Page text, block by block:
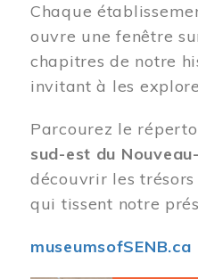
Chaque
ouvre une fenêtre
chapitres de notre
invitant à les
Parcourez le
sud-est du
découvrir les
qui tissent notre
museumsofSENB.ca